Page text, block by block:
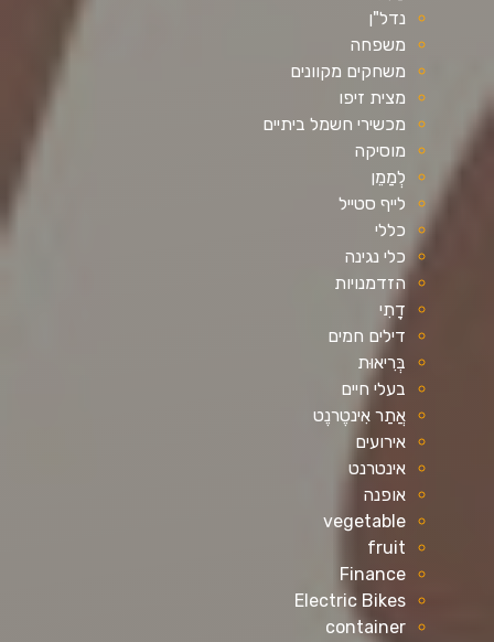
נדל"ן
משפחה
משחקים מקוונים
מצית זיפו
מכשירי חשמל ביתיים
מוסיקה
לְמַמֵן
לייף סטייל
כללי
כלי נגינה
הזדמנויות
דָתִי
דילים חמים
בְּרִיאוּת
בעלי חיים
אֲתַר אִינטֶרנֶט
אירועים
אינטרנט
אופנה
vegetable
fruit
Finance
Electric Bikes
container